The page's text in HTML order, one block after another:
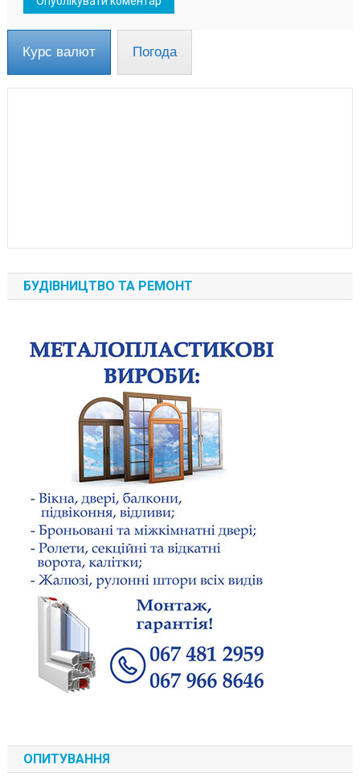
Курс валют Погода
БУДІВНИЦТВО ТА РЕМОНТ
ОПИТУВАННЯ